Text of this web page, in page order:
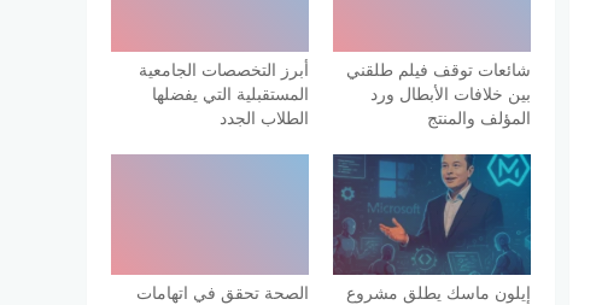
شائعات توقف فيلم طلقني
بين خلافات الأبطال ورد
المؤلف والمنتج
أبرز التخصصات الجامعية
المستقبلية التي يفضلها
الطلاب الجدد
إيلون ماسك يطلق مشروع
الصحة تحقق في اتهامات